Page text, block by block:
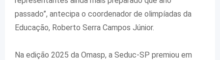
passado”, antecipa o coordenador de olimpíadas da
Educação, Roberto Serra Campos Júnior.
Na edição 2025 da Omasp, a Seduc-SP premiou em